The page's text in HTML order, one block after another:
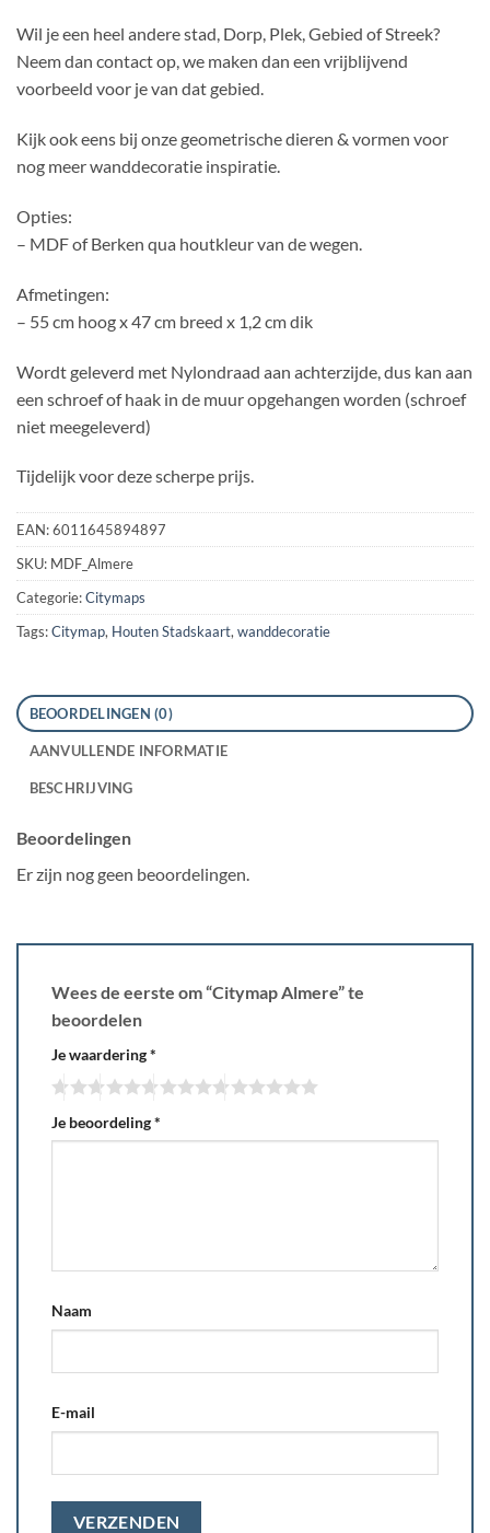
Wil je een heel andere stad, Dorp, Plek, Gebied of Streek?
Neem dan contact op, we maken dan een vrijblijvend
voorbeeld voor je van dat gebied.
Kijk ook eens bij onze geometrische dieren & vormen voor
nog meer wanddecoratie inspiratie.
Opties:
– MDF of Berken qua houtkleur van de wegen.
Afmetingen:
– 55 cm hoog x 47 cm breed x 1,2 cm dik
Wordt geleverd met Nylondraad aan achterzijde, dus kan aan
een schroef of haak in de muur opgehangen worden (schroef
niet meegeleverd)
Tijdelijk voor deze scherpe prijs.
EAN:6011645894897
SKU: MDF_Almere
Categorie:Citymaps
Tags:Citymap, Houten Stadskaart,wanddecoratie
BEOORDELINGEN (0)
AANVULLENDE INFORMATIE
BESCHRIJVING
Beoordelingen
Er zijn nog geen beoordelingen.
Wees de eerste om “Citymap Almere” te
beoordelen
Je waardering*
Je beoordeling*
Naam
E-mail